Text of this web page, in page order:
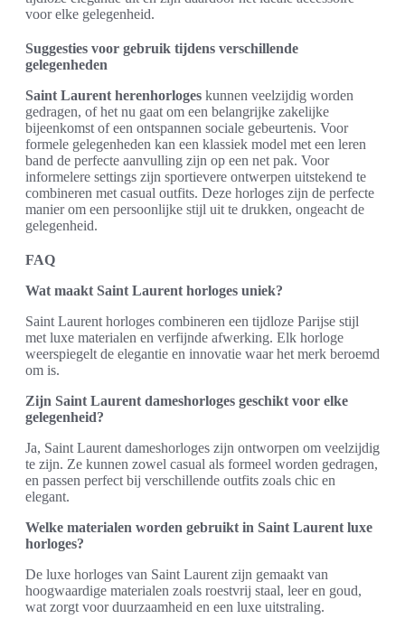
voor elke gelegenheid.
Suggesties voor gebruik tijdens verschillende
gelegenheden
Saint Laurent herenhorloges kunnen veelzijdig worden
gedragen, of het nu gaat om een belangrijke zakelijke
bijeenkomst of een ontspannen sociale gebeurtenis. Voor
formele gelegenheden kan een klassiek model met een leren
band de perfecte aanvulling zijn op een net pak. Voor
informelere settings zijn sportievere ontwerpen uitstekend te
combineren met casual outfits. Deze horloges zijn de perfecte
manier om een persoonlijke stijl uit te drukken, ongeacht de
gelegenheid.
FAQ
Wat maakt Saint Laurent horloges uniek?
Saint Laurent horloges combineren een tijdloze Parijse stijl
met luxe materialen en verfijnde afwerking. Elk horloge
weerspiegelt de elegantie en innovatie waar het merk beroemd
om is.
Zijn Saint Laurent dameshorloges geschikt voor elke
gelegenheid?
Ja, Saint Laurent dameshorloges zijn ontworpen om veelzijdig
te zijn. Ze kunnen zowel casual als formeel worden gedragen,
en passen perfect bij verschillende outfits zoals chic en
elegant.
Welke materialen worden gebruikt in Saint Laurent luxe
horloges?
De luxe horloges van Saint Laurent zijn gemaakt van
hoogwaardige materialen zoals roestvrij staal, leer en goud,
wat zorgt voor duurzaamheid en een luxe uitstraling.